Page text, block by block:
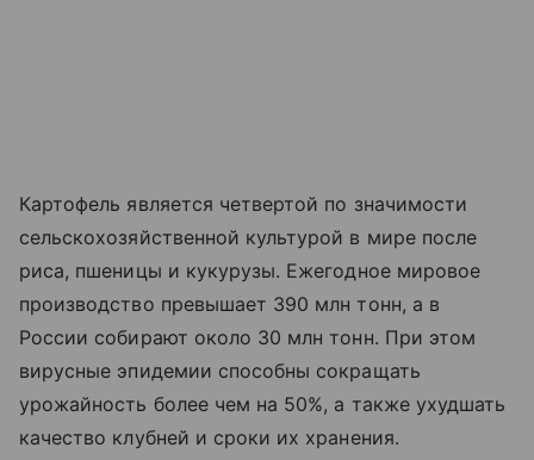
Картофель является четвертой по значимости
сельскохозяйственной культурой в мире после
риса, пшеницы и кукурузы. Ежегодное мировое
производство превышает 390 млн тонн, а в
России собирают около 30 млн тонн. При этом
вирусные эпидемии способны сокращать
урожайность более чем на 50%, а также ухудшать
качество клубней и сроки их хранения.